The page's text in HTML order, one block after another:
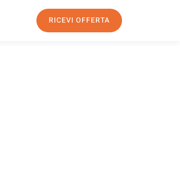
RICEVI OFFERTA